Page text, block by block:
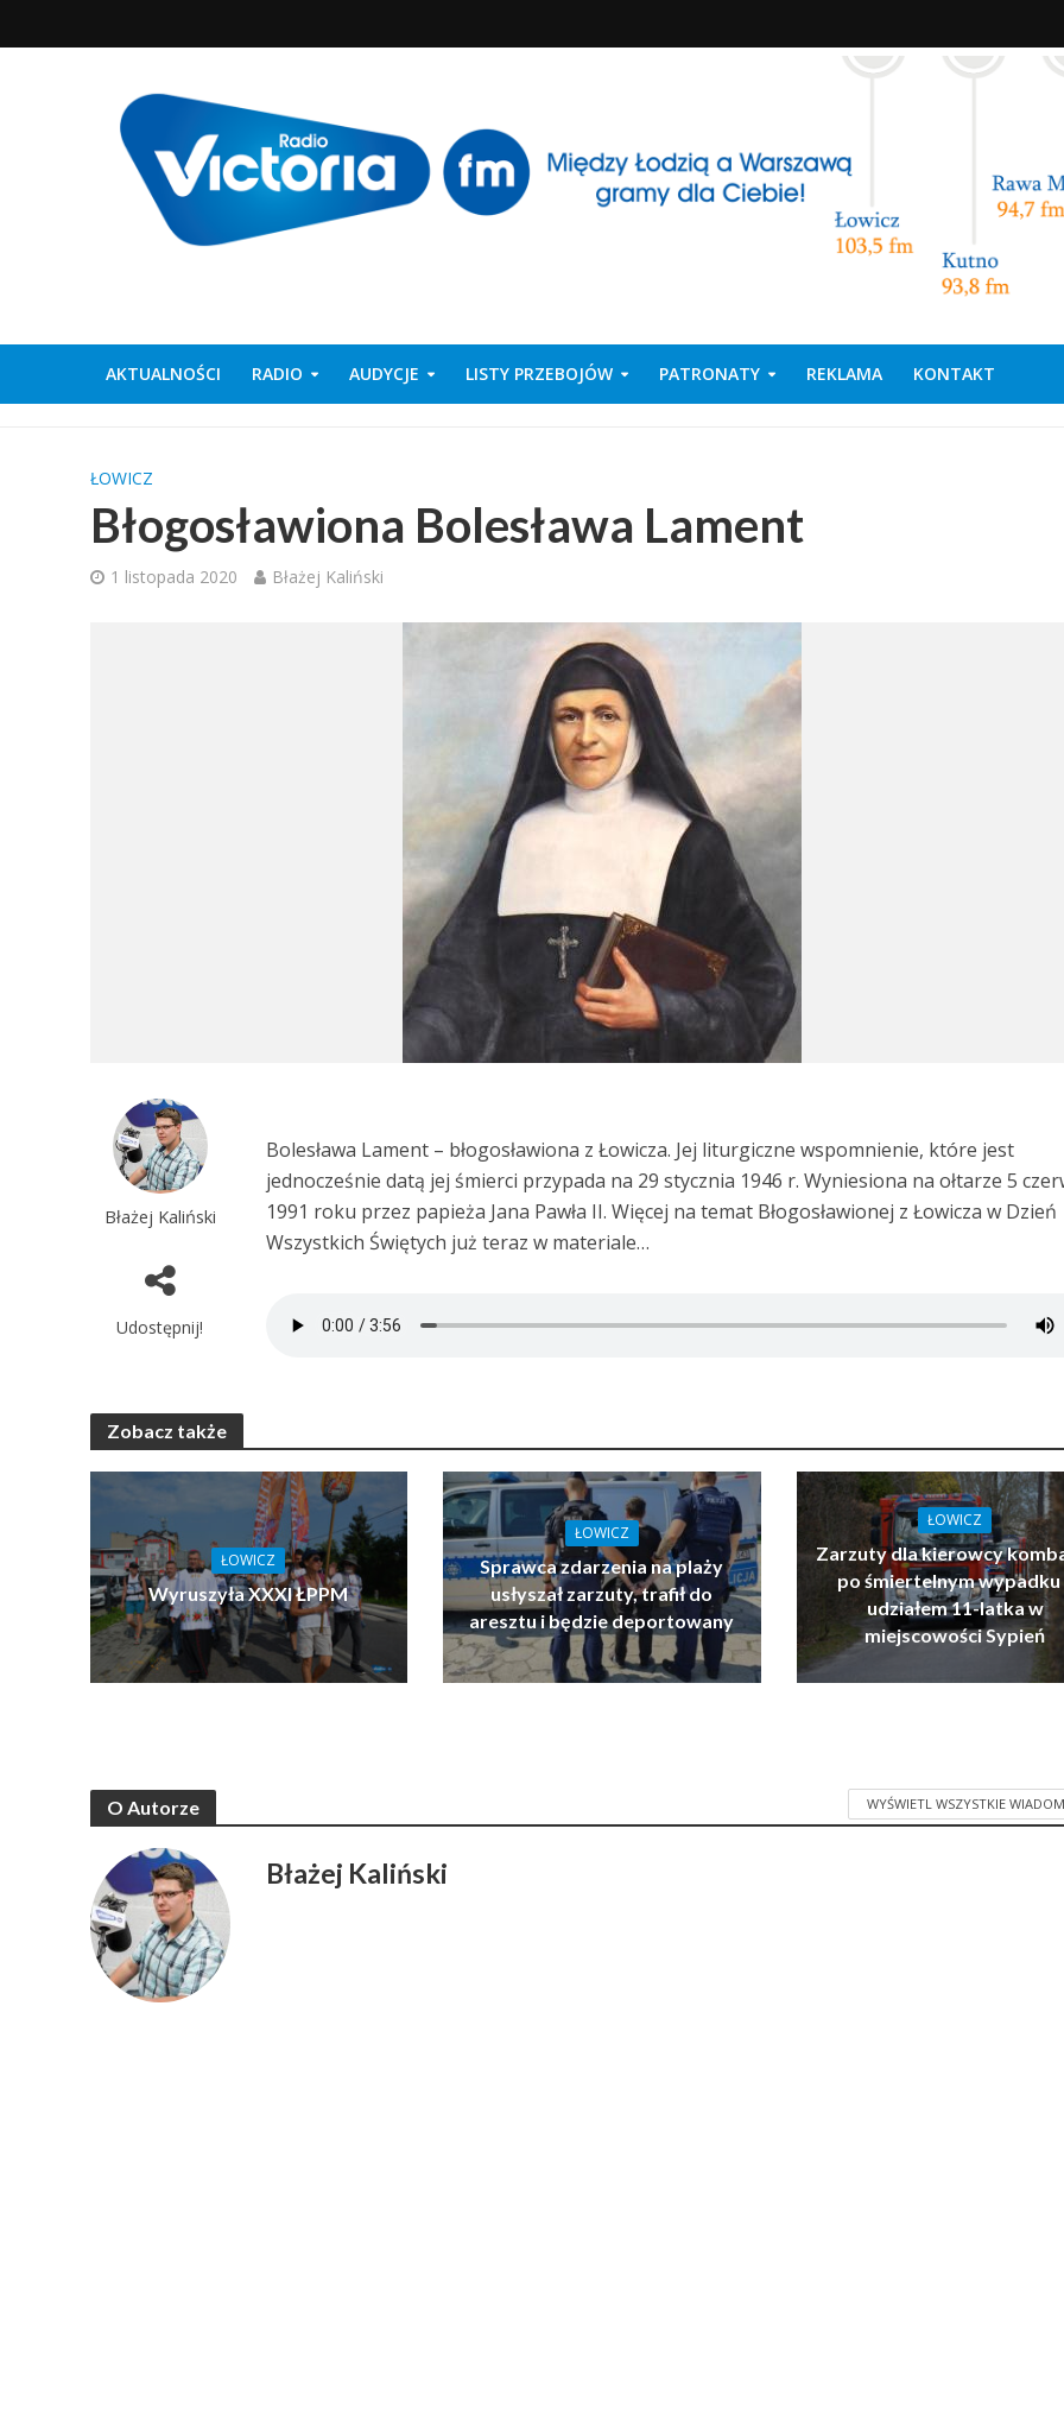
AKTUALNOŚCI RADIO AUDYCJE LISTY PRZEBOJÓW PATRONATY REKLAMA KONTAKT
ŁOWICZ
Błogosławiona Bolesława Lament
1 listopada 2020 Błażej Kaliński
Błażej Kaliński
Udostępnij!
Bolesława Lament – błogosławiona z Łowicza. Jej liturgiczne wspomnienie, które jest
jednocześnie datą jej śmierci przypada na 29 stycznia 1946 r. Wyniesiona na ołtarze 5
1991 roku przez papieża Jana Pawła II. Więcej na temat Błogosławionej z Łowicza w Dzień
Wszystkich Świętych już teraz w materiale…
Zobacz także
ŁOWICZ
Wyruszyła XXXI ŁPPM
ŁOWICZ
Sprawca zdarzenia na plaży
usłyszał zarzuty, trafił do
aresztu i będzie deportowany
ŁOWICZ
Zarzuty dla kierowcy
po śmiertelnym wypadku
udziałem 11-latka w
miejscowości Sypień
O Autorze WYŚWIETL WSZYSTKIE
Błażej Kaliński